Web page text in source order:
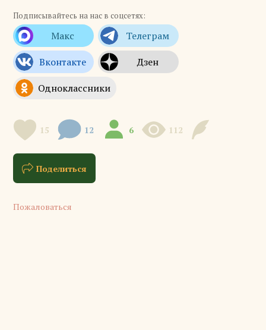
Подписывайтесь на нас в соцсетях:
15 12 6 112
Поделиться
Пожаловаться